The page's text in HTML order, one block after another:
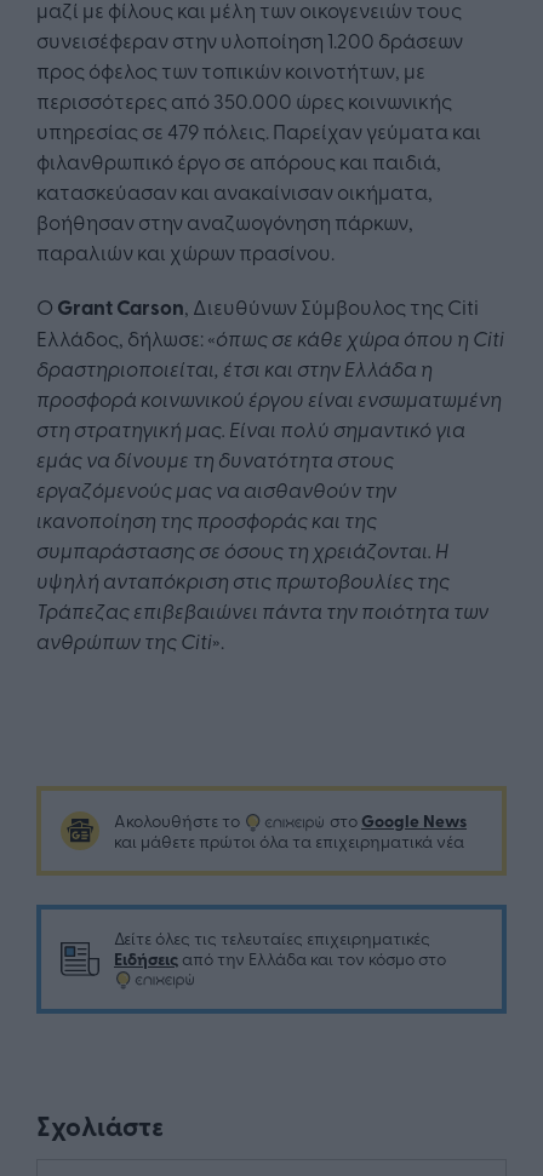
μαζί με φίλους και μέλη των οικογενειών τους
συνεισέφεραν στην υλοποίηση 1.200 δράσεων
προς όφελος των τοπικών κοινοτήτων, με
περισσότερες από 350.000 ώρες κοινωνικής
υπηρεσίας σε 479 πόλεις. Παρείχαν γεύματα και
φιλανθρωπικό έργο σε απόρους και παιδιά,
κατασκεύασαν και ανακαίνισαν οικήματα,
βοήθησαν στην αναζωογόνηση πάρκων,
παραλιών και χώρων πρασίνου.
Ο Grant Carson, Διευθύνων Σύμβουλος της Citi
Ελλάδος, δήλωσε: «όπως σε κάθε χώρα όπου η Citi
δραστηριοποιείται, έτσι και στην Ελλάδα η
προσφορά κοινωνικού έργου είναι ενσωματωμένη
στη στρατηγική μας. Είναι πολύ σημαντικό για
εμάς να δίνουμε τη δυνατότητα στους
εργαζόμενούς μας να αισθανθούν την
ικανοποίηση της προσφοράς και της
συμπαράστασης σε όσους τη χρειάζονται. Η
υψηλή ανταπόκριση στις πρωτοβουλίες της
Τράπεζας επιβεβαιώνει πάντα την ποιότητα των
ανθρώπων της Citi».
Ακολουθήστε το στο Google News
και μάθετε πρώτοι όλα τα επιχειρηματικά νέα
Δείτε όλες τις τελευταίες επιχειρηματικές
Ειδήσεις από την Ελλάδα και τον κόσμο στο
Σχολιάστε